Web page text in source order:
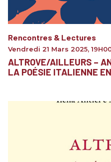
Rencontres & Lectures
Vendredi 21 Mars 2025,
ALTROVE/AILLEURS –
LA POÉSIE ITALIENNE